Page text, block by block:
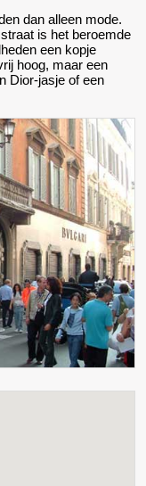
dan alleen mode.
is het beroemde
een kopje
hoog, maar een
Dior-jasje of een